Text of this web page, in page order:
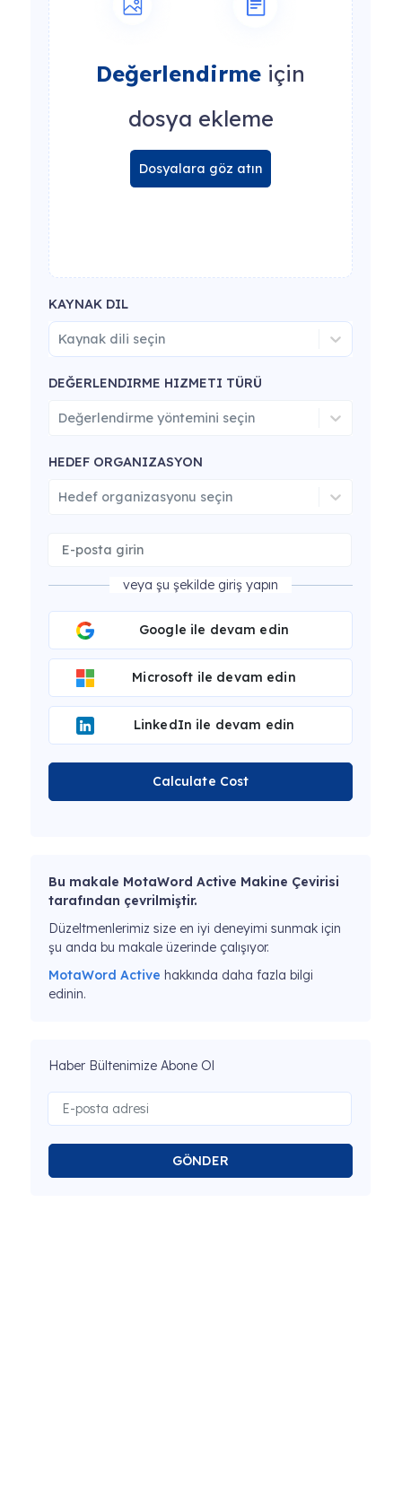
Değerlendirme için
dosya ekleme
Dosyalara göz atın
KAYNAK DIL
Kaynak dili seçin
DEĞERLENDIRME HIZMETI TÜRÜ
Değerlendirme yöntemini seçin
HEDEF ORGANIZASYON
Hedef organizasyonu seçin
veya şu şekilde giriş yapın
Google ile devam edin
Microsoft ile devam edin
LinkedIn ile devam edin
Calculate Cost
Bu makale MotaWord Active Makine Çevirisi
tarafından çevrilmiştir.
Düzeltmenlerimiz size en iyi deneyimi sunmak için
şu anda bu makale üzerinde çalışıyor.
MotaWord Active hakkında daha fazla bilgi
edinin.
Haber Bültenimize Abone Ol
GÖNDER